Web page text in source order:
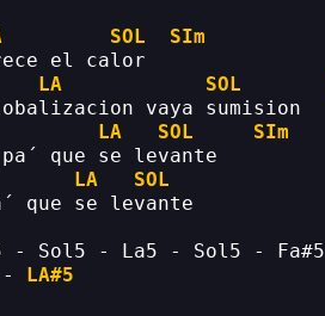
SOL
SIm
el calor
LA
SOL
vaya sumision
LA
SOL
SIm
que se levante
LA
SOL
que se levante
- Sol5 - La5 - Sol5 - Fa#5
- LA#5